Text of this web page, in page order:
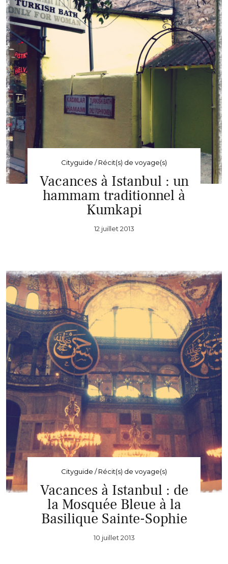
Cityguide / Récit(s) de voyage(s)
Vacances à Istanbul : un
hammam traditionnel à
Kumkapi
12 juillet 2013
Cityguide / Récit(s) de voyage(s)
Vacances à Istanbul : de
la Mosquée Bleue à la
Basilique Sainte-Sophie
10 juillet 2013